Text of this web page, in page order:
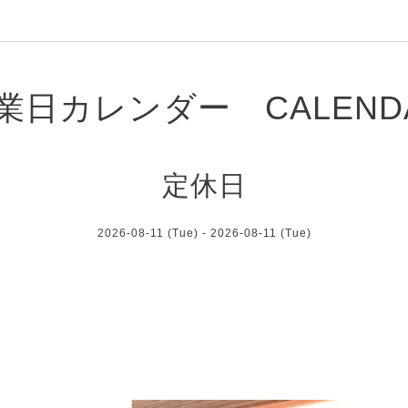
日カレンダー
定休日
2026-08-11 (Tue) - 2026-08-11 (Tue)